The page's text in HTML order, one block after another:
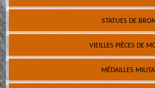
STATUES DE
VIEILLES PIÈCES DE
MÉDAILLES